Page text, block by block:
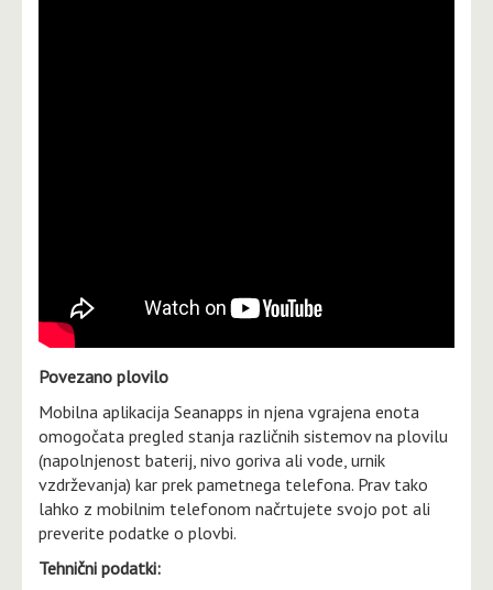
Povezano plovilo
Mobilna aplikacija Seanapps in njena vgrajena enota
omogočata pregled stanja različnih sistemov na plovilu
(napolnjenost baterij, nivo goriva ali vode, urnik
vzdrževanja) kar prek pametnega telefona. Prav tako
lahko z mobilnim telefonom načrtujete svojo pot ali
preverite podatke o plovbi.
Tehnični podatki: